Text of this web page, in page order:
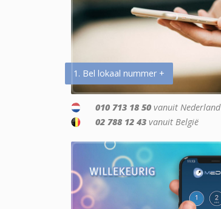
1. Bel lokaal nummer +
010 713 18 50 vanuit Nederland
02 788 12 43 vanuit België